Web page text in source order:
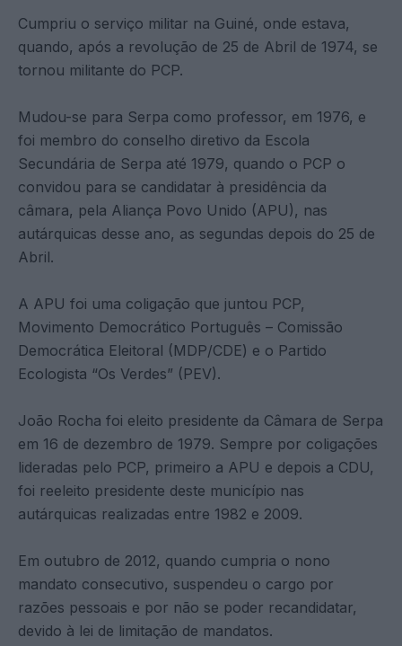
Cumpriu o serviço militar na Guiné, onde estava,
quando, após a revolução de 25 de Abril de 1974, se
tornou militante do PCP.
Mudou-se para Serpa como professor, em 1976, e
foi membro do conselho diretivo da Escola
Secundária de Serpa até 1979, quando o PCP o
convidou para se candidatar à presidência da
câmara, pela Aliança Povo Unido (APU), nas
autárquicas desse ano, as segundas depois do 25 de
Abril.
A APU foi uma coligação que juntou PCP,
Movimento Democrático Português – Comissão
Democrática Eleitoral (MDP/CDE) e o Partido
Ecologista “Os Verdes” (PEV).
João Rocha foi eleito presidente da Câmara de Serpa
em 16 de dezembro de 1979. Sempre por coligações
lideradas pelo PCP, primeiro a APU e depois a CDU,
foi reeleito presidente deste município nas
autárquicas realizadas entre 1982 e 2009.
Em outubro de 2012, quando cumpria o nono
mandato consecutivo, suspendeu o cargo por
razões pessoais e por não se poder recandidatar,
devido à lei de limitação de mandatos.